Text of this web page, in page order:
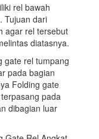
rel bawah
Tujuan dari
agar rel tersebut
diatasnya.
gate rel tumpang
pada bagian
Folding gate
pada
dibagian luar